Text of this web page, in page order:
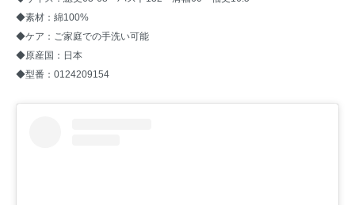
◆素材：綿100%
◆ケア：ご家庭での手洗い可能
◆原産国：日本
◆型番：0124209154